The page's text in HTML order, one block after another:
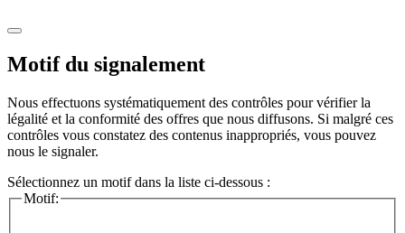
Motif du signalement
Nous effectuons systématiquement des contrôles pour vérifier la
légalité et la conformité des offres que nous diffusons. Si malgré ces
contrôles vous constatez des contenus inappropriés, vous pouvez
nous le signaler.
Sélectionnez un motif dans la liste ci-dessous :
Motif: